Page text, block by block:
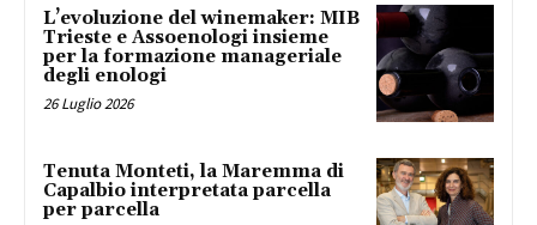
L’evoluzione del winemaker: MIB
Trieste e Assoenologi insieme
per la formazione manageriale
degli enologi
26 Luglio 2026
Tenuta Monteti, la Maremma di
Capalbio interpretata parcella
per parcella